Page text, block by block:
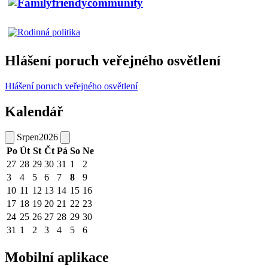
Hlášení poruch veřejného osvětlení
Hlášení poruch veřejného osvětlení
Kalendář
Srpen2026
Po Út St Čt Pá So Ne
27 28 29 30 31 1
2
3
4 5 6 7 8
9
10 11 12 13 14 15 16
17 18 19 20 21 22 23
24 25 26 27 28 29 30
31 1 2 3 4 5 6
Mobilní aplikace